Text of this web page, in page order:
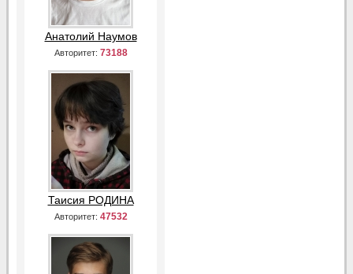
Анатолий Наумов
Авторитет: 73188
Таисия РОДИНА
Авторитет: 47532